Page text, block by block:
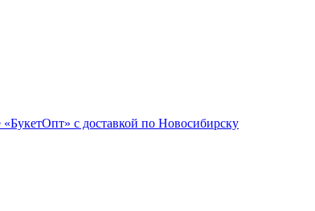
с доставкой по Новосибирску